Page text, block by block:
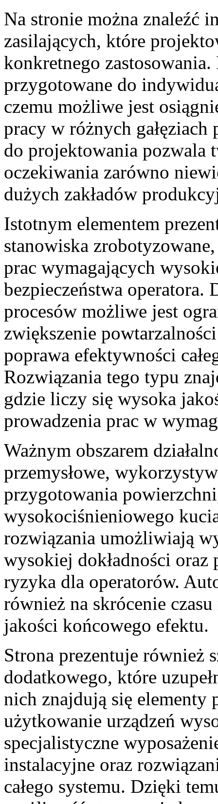
Na stronie można znaleźć
zasilających, które
konkretnego
przygotowane do
czemu możliwe jest
pracy w różnych gałęziach
do projektowania pozwala
oczekiwania zarówno
dużych zakładów
Istotnym elementem
stanowiska
prac wymagających
bezpieczeństwa
procesów możliwe jest
zwiększenie
poprawa efektywności
Rozwiązania tego typu
gdzie liczy się wysoka
prowadzenia prac w
Ważnym obszarem
przemysłowe,
przygotowania
wysokociśnieniowego
rozwiązania umożliwiają
wysokiej dokładności
ryzyka dla operatorów.
również na skrócenie
jakości końcowego efektu.
Strona prezentuje również
dodatkowego, które
nich znajdują się elementy
użytkowanie urządzeń
specjalistyczne
instalacyjne oraz
całego systemu. Dzięki